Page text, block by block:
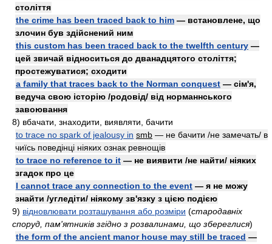
століття
the crime has been traced back to him — встановлене, що
злочин був здійснений ним
this custom has been traced back to the twelfth century —
цей звичай відноситься до дванадцятого століття;
простежуватися; сходити
a family that traces back to the Norman conquest — сім'я,
ведуча свою історію /родовід/ від норманнського
завоювання
8) вбачати, знаходити, виявляти, бачити
to trace no spark of jealousy in smb — не бачити /не замечать/ в
чиїсь поведінці ніяких ознак ревнощів
to trace no reference to it — не виявити /не найти/ ніяких
згадок про це
I cannot trace any connection to the event — я не можу
знайти /угледіти/ ніякому зв'язку з цією подією
9) відновлювати розташування або розміри (стародавніх
споруд, пам'ятників згідно з розвалинами, що збереглися)
the form of the ancient manor house may still be traced —